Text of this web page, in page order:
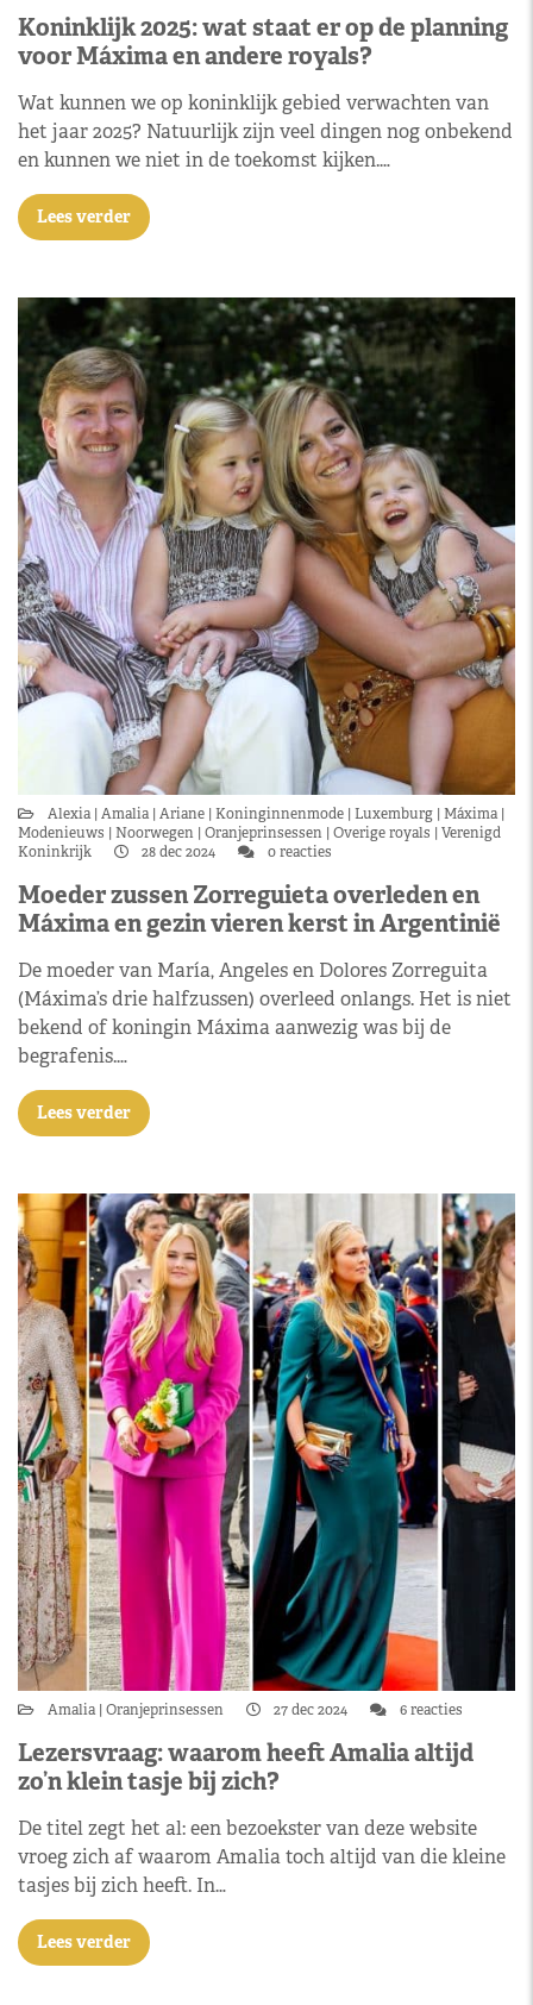
Koninklijk 2025: wat staat er op de planning
voor Máxima en andere royals?
Wat kunnen we op koninklijk gebied verwachten van
het jaar 2025? Natuurlijk zijn veel dingen nog onbekend
en kunnen we niet in de toekomst kijken.…
Lees verder
Alexia Amalia Ariane Koninginnenmode Luxemburg Máxima
Modenieuws
Noorwegen Oranjeprinsessen Overige royals
Verenigd
Koninkrijk
28 dec 2024 0 reacties
Moeder zussen Zorreguieta overleden en
Máxima en gezin vieren kerst in Argentinië
De moeder van María, Angeles en Dolores Zorreguita
(Máxima’s drie halfzussen) overleed onlangs. Het is niet
bekend of koningin Máxima aanwezig was bij de
begrafenis.…
Lees verder
Amalia Oranjeprinsessen 27 dec 2024 6 reacties
Lezersvraag: waarom heeft Amalia altijd
zo’n klein tasje bij zich?
De titel zegt het al: een bezoekster van deze website
vroeg zich af waarom Amalia toch altijd van die kleine
tasjes bij zich heeft. In…
Lees verder